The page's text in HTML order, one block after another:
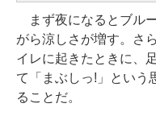
まず夜になるとブル
がら涼しさが増す。さ
イレに起きたときに、
て「まぶしっ!」という
ることだ。